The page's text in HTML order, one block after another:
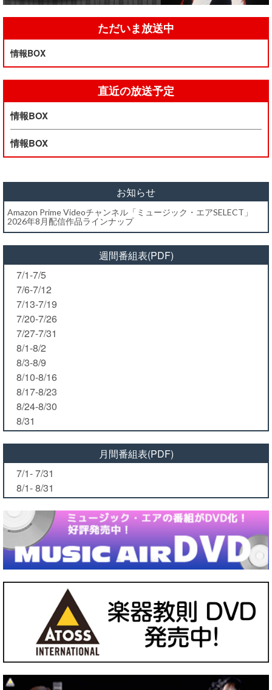
ただいま放送中
情報BOX
直近の放送予定
情報BOX
情報BOX
お知らせ
Amazon Prime Videoチャンネル「ミュージック・エアSELECT」
2026年8月配信作品ラインナップ
週間番組表(PDF)
7/1-7/5
7/6-7/12
7/13-7/19
7/20-7/26
7/27-7/31
8/1-8/2
8/3-8/9
8/10-8/16
8/17-8/23
8/24-8/30
8/31
月間番組表(PDF)
7/1- 7/31
8/1- 8/31